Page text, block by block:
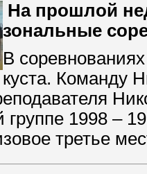
На прошлой
зональные
В
куста. Команду
группе 1998 –
третье